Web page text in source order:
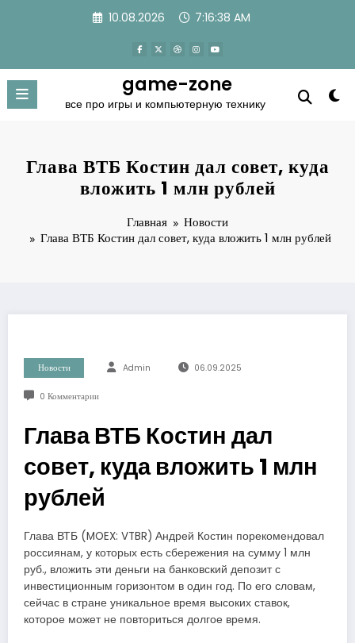
10.08.2026 7:16:38 AM
game-zone
все про игры и компьютерную технику
Глава ВТБ Костин дал совет, куда
вложить 1 млн рублей
Главная
Новости
Глава ВТБ Костин дал совет, куда вложить 1 млн рублей
Новости Admin 06.09.2025
0 Комментарии
Глава ВТБ Костин дал
совет, куда вложить 1 млн
рублей
Глава ВТБ (MOEX: VTBR) Андрей Костин порекомендовал
россиянам, у которых есть сбережения на сумму 1 млн
руб., вложить эти деньги на банковский депозит с
инвестиционным горизонтом в один год. По его словам,
сейчас в стране уникальное время высоких ставок,
которое может не повториться долгое время.